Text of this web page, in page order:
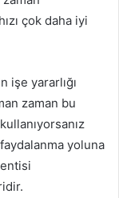
çok daha iyi
işe yararlığı
zaman bu
yoluna